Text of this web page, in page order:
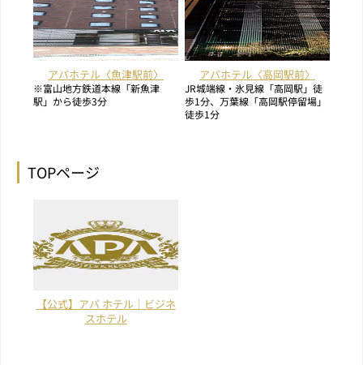
アパホテル〈魚津駅前〉
※富山地方鉄道本線「新魚津
駅」から徒歩3分
アパホテル〈高岡駅前〉
JR城端線・氷見線「高岡駅」徒
歩1分、万葉線「高岡駅停留場」
徒歩1分
TOPページ
【公式】アパ ホテル｜ビジネ
スホテル